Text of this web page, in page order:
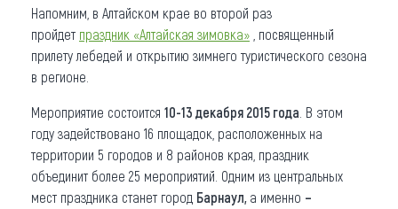
Напомним, в Алтайском крае во второй раз
пройдет праздник «Алтайская зимовка» , посвященный
прилету лебедей и открытию зимнего туристического сезона
в регионе.
Мероприятие состоится 10-13 декабря 2015 года . В этом
году задействовано 16 площадок, расположенных на
территории 5 городов и 8 районов края, праздник
объединит более 25 мероприятий. Одним из центральных
мест праздника станет город Барнаул, а именно –